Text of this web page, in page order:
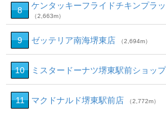
8 ケンタッキーフライドチキンプラ
（2,663m）
9 ゼッテリア南海堺東店 （2,694m）
10 ミスタードーナツ堺東駅前ショップ
11 マクドナルド堺東駅前店 （2,772m）